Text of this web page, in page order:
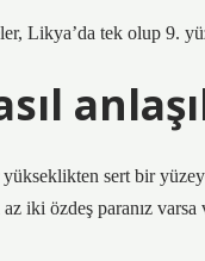
Likya’da tek olup 9.
sert bir
iki özdeş paranız